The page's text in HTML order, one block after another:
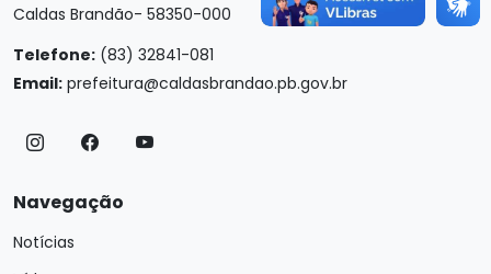
Caldas Brandão- 58350-000
Telefone: (83) 32841-081
Email: prefeitura@caldasbrandao.pb.gov.br
Navegação
Notícias